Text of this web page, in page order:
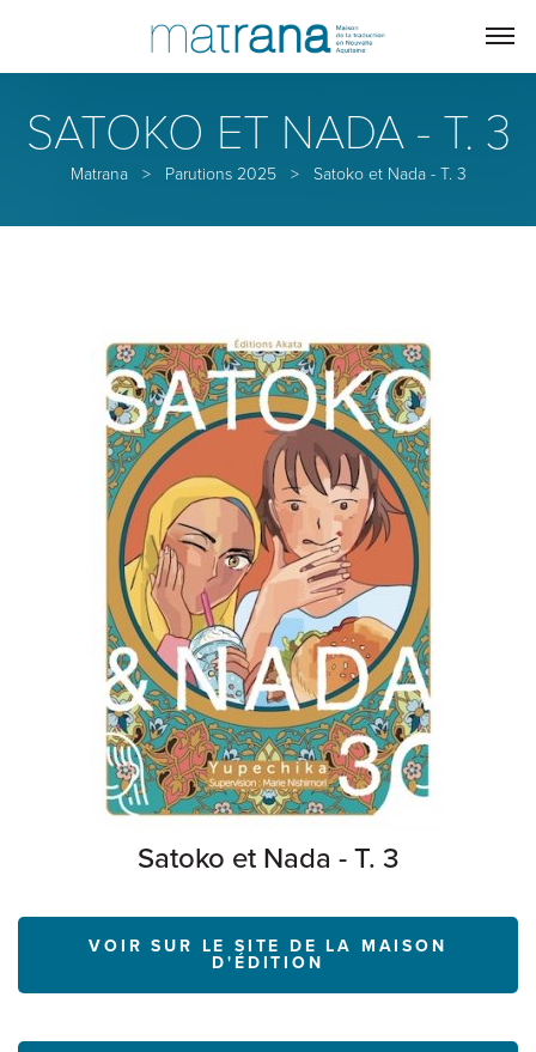
SATOKO ET NADA - T. 3
Matrana> Parutions 2025 > Satoko et Nada - T. 3
Satoko et Nada - T. 3
VOIR SUR LE SITE DE LA MAISON
D'ÉDITION